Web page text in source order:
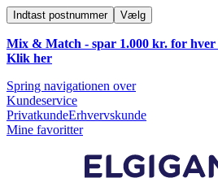
Indtast postnummer Vælg
Mix & Match - spar 1.000 kr. for
Klik her
Spring navigationen over
Kundeservice
PrivatkundeErhvervskunde
Mine favoritter